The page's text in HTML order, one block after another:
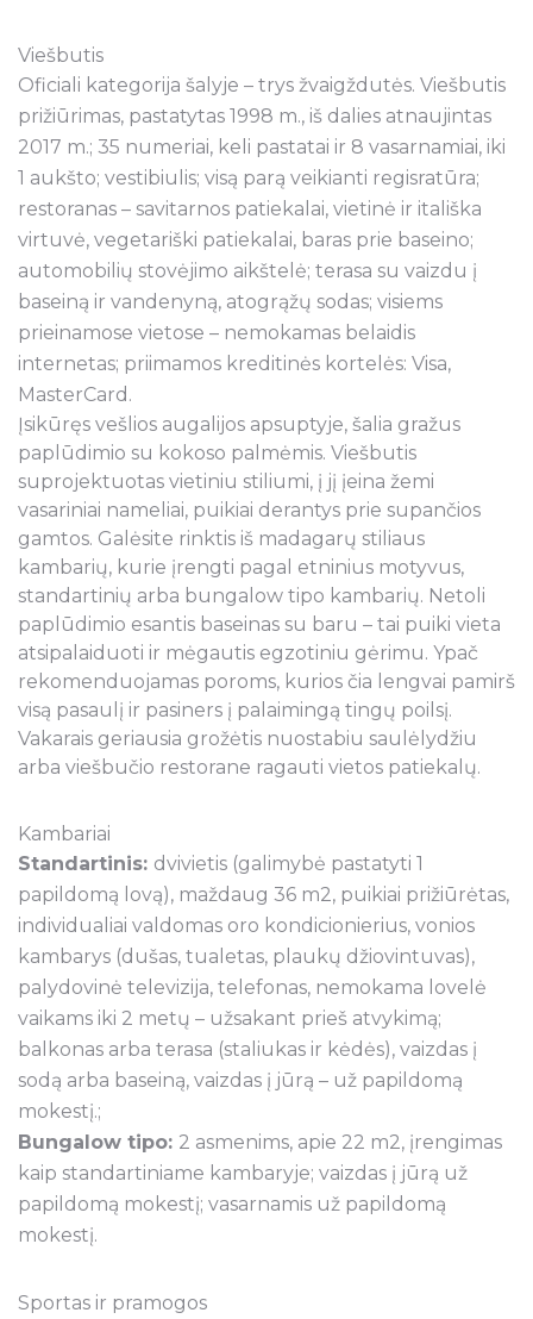
Viešbutis
Oficiali kategorija šalyje – trys žvaigždutės. Viešbutis
prižiūrimas, pastatytas 1998 m., iš dalies atnaujintas
2017 m.; 35 numeriai, keli pastatai ir 8 vasarnamiai, iki
1 aukšto; vestibiulis; visą parą veikianti regisratūra;
restoranas – savitarnos patiekalai, vietinė ir itališka
virtuvė, vegetariški patiekalai, baras prie baseino;
automobilių stovėjimo aikštelė; terasa su vaizdu į
baseiną ir vandenyną, atogrąžų sodas; visiems
prieinamose vietose – nemokamas belaidis
internetas; priimamos kreditinės kortelės: Visa,
MasterCard.
Įsikūręs vešlios augalijos apsuptyje, šalia gražus
paplūdimio su kokoso palmėmis. Viešbutis
suprojektuotas vietiniu stiliumi, į jį įeina žemi
vasariniai nameliai, puikiai derantys prie supančios
gamtos. Galėsite rinktis iš madagarų stiliaus
kambarių, kurie įrengti pagal etninius motyvus,
standartinių arba bungalow tipo kambarių. Netoli
paplūdimio esantis baseinas su baru – tai puiki vieta
atsipalaiduoti ir mėgautis egzotiniu gėrimu. Ypač
rekomenduojamas poroms, kurios čia lengvai pamirš
visą pasaulį ir pasiners į palaimingą tingų poilsį.
Vakarais geriausia grožėtis nuostabiu saulėlydžiu
arba viešbučio restorane ragauti vietos patiekalų.
Kambariai
Standartinis: dvivietis (galimybė pastatyti 1
papildomą lovą), maždaug 36 m2, puikiai prižiūrėtas,
individualiai valdomas oro kondicionierius, vonios
kambarys (dušas, tualetas, plaukų džiovintuvas),
palydovinė televizija, telefonas, nemokama lovelė
vaikams iki 2 metų – užsakant prieš atvykimą;
balkonas arba terasa (staliukas ir kėdės), vaizdas į
sodą arba baseiną, vaizdas į jūrą – už papildomą
mokestį.;
Bungalow tipo: 2 asmenims, apie 22 m2, įrengimas
kaip standartiniame kambaryje; vaizdas į jūrą už
papildomą mokestį; vasarnamis už papildomą
mokestį.
Sportas ir pramogos